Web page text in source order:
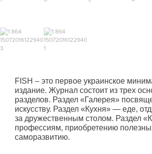
FISH – это первое украинское
издание. Журнал состоит из трех
разделов. Раздел «Галерея»
искусству. Раздел «Кухня» — еде,
за дружественным столом. Раздел
профессиям, приобретению
саморазвитию.